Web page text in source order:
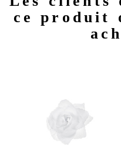
ce produit